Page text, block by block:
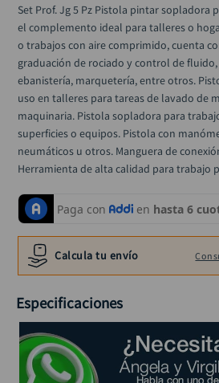
Set Prof. Jg 5 Pz Pistola pintar sopladora
el complemento ideal para talleres o
o trabajos con aire comprimido, cuenta
graduación de rociado y control de
ebanistería, marquetería, entre otros.
uso en talleres para tareas de lavado de
maquinaria. Pistola sopladora para
superficies o equipos. Pistola con
neumáticos u otros. Manguera de
Herramienta de alta calidad para trabajo
Calcula tu envío
Especificaciones
alicate